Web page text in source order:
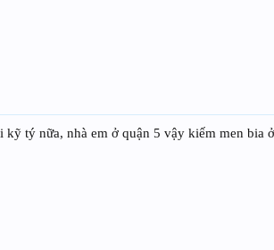
kỹ tý nữa, nhà em ở quận 5 vậy kiếm men bia